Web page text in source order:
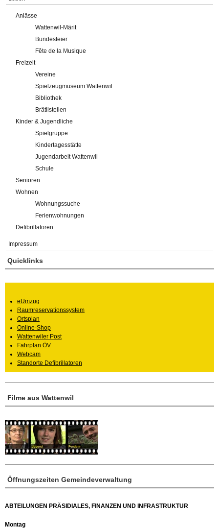
Anlässe
Wattenwil-Märit
Bundesfeier
Fête de la Musique
Freizeit
Vereine
Spielzeugmuseum Wattenwil
Bibliothek
Brätlistellen
Kinder & Jugendliche
Spielgruppe
Kindertagesstätte
Jugendarbeit Wattenwil
Schule
Senioren
Wohnen
Wohnungssuche
Ferienwohnungen
Defibrillatoren
Impressum
Öffnungszeiten Gemeindeverwaltung
ABTEILUNGEN PRÄSIDIALES, FINANZEN UND INFRASTRUKTUR
Montag
Filme aus Wattenwil
Quicklinks
eUmzug
Raumreservationssystem
Ortsplan
Online-Shop
Wattenwiler Post
Fahrplan ÖV
Webcam
Standorte Defibrillatoren